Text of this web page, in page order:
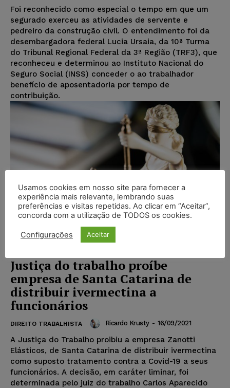
Foi reconhecido como especial o tempo em que um
segurado exerceu as atividades de servente e
pedreiro da construção civil. O entendimento foi da
desembargadora federal Lucia Ursaia, da 10ª Turma
do Tribunal Regional Federal da 3ª Região (TRF3), que
reconheceu e determinou ao Instituto Nacional do
Seguro Social (INSS) conceder o ao trabalhador
benefício de aposentadoria por tempo de
contribuição.
Justiça do trabalho proíbe
empresa de Santa Catarina de
distribuir ivermectina a
funcionários
DIREITO TRABALHISTA Ricardo Krusty - 16/09/2021
A Justiça do Trabalho proibiu a empresa Zanotti
Elásticos, de Santa Catarina de distribuir ivermectina
como suposto tratamento contra a Covid-19 a seus
funcionários. A decisão, em caráter liminar, foi
determinada pelo juiz do trabalho Carlos Aparecido
Usamos cookies em nosso site para fornecer a
experiência mais relevante, lembrando suas
preferências e visitas repetidas. Ao clicar em “Aceitar”,
concorda com a utilização de TODOS os cookies.
Configurações Aceitar